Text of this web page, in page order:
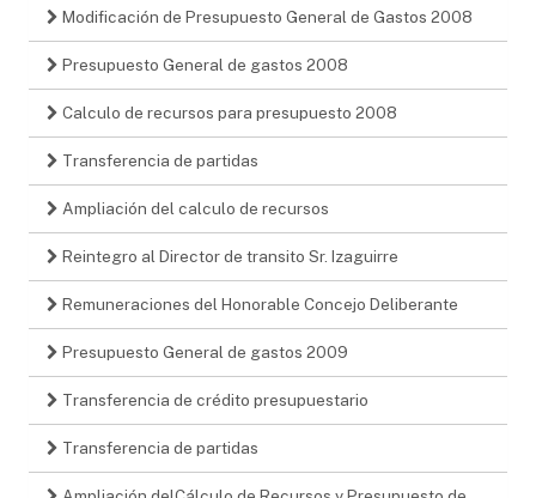
Modificación de Presupuesto General de Gastos 2008
Presupuesto General de gastos 2008
Calculo de recursos para presupuesto 2008
Transferencia de partidas
Ampliación del calculo de recursos
Reintegro al Director de transito Sr. Izaguirre
Remuneraciones del Honorable Concejo Deliberante
Presupuesto General de gastos 2009
Transferencia de crédito presupuestario
Transferencia de partidas